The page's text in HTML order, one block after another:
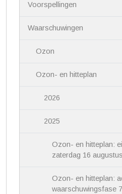
Voorspellingen
Waarschuwingen
Ozon
Ozon- en hitteplan
2026
2025
Ozon- en hitteplan:
zaterdag 16
Ozon- en hitteplan:
waarschuwingsfase